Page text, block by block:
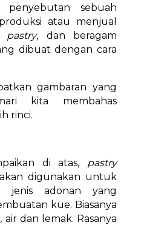
penyebutan sebuah
atau menjual
pastry, dan beragam
dibuat dengan cara
gambaran yang
kita membahas
rinci.
di atas, pastry
digunakan untuk
jenis adonan yang
kue. Biasanya
dan lemak. Rasanya